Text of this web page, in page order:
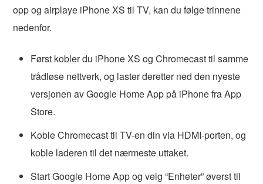
opp og airplaye iPhone XS til TV, kan du følge trinnene
nedenfor.
Først kobler du iPhone XS og Chromecast til samme
trådløse nettverk, og laster deretter ned den nyeste
versjonen av Google Home App på iPhone fra App
Store.
Koble Chromecast til TV-en din via HDMI-porten, og
koble laderen til det nærmeste uttaket.
Start Google Home App og velg “Enheter” øverst til